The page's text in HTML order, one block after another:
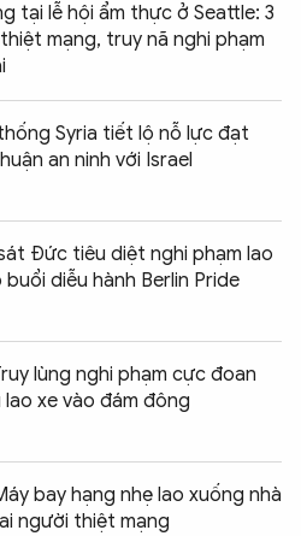
tại lễ hội ẩm thực ở Seattle: 3
mạng, truy nã nghi phạm
Syria tiết lộ nỗ lực đạt
an ninh với Israel
Đức tiêu diệt nghi phạm lao
buổi diễu hành Berlin Pride
lùng nghi phạm cực đoan
lao xe vào đám đông
bay hạng nhẹ lao xuống nhà
người thiệt mạng